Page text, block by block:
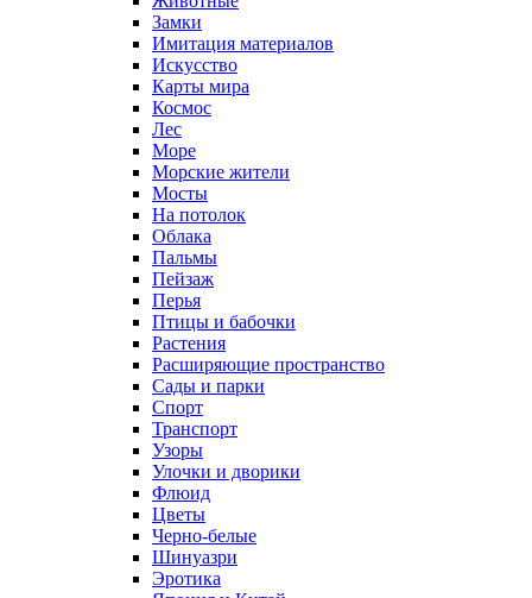
Замки
Имитация материалов
Искусство
Карты мира
Космос
Лес
Море
Морские жители
Мосты
На потолок
Облака
Пальмы
Пейзаж
Перья
Птицы и бабочки
Растения
Расширяющие пространство
Сады и парки
Спорт
Транспорт
Узоры
Улочки и дворики
Флюид
Цветы
Черно-белые
Шинуазри
Эротика